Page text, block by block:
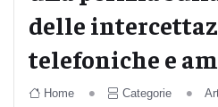
delle
telefoniche e
Home Categorie